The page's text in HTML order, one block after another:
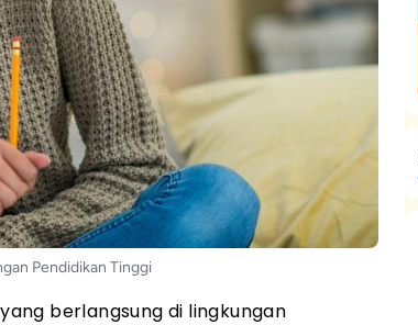
Pendidikan Tinggi
berlangsung di lingkungan